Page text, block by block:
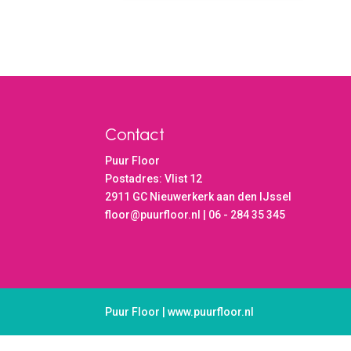
Contact
Puur Floor
Postadres: Vlist 12
2911 GC Nieuwerkerk aan den IJssel
floor@puurfloor.nl | 06 - 284 35 345
Puur Floor | www.puurfloor.nl